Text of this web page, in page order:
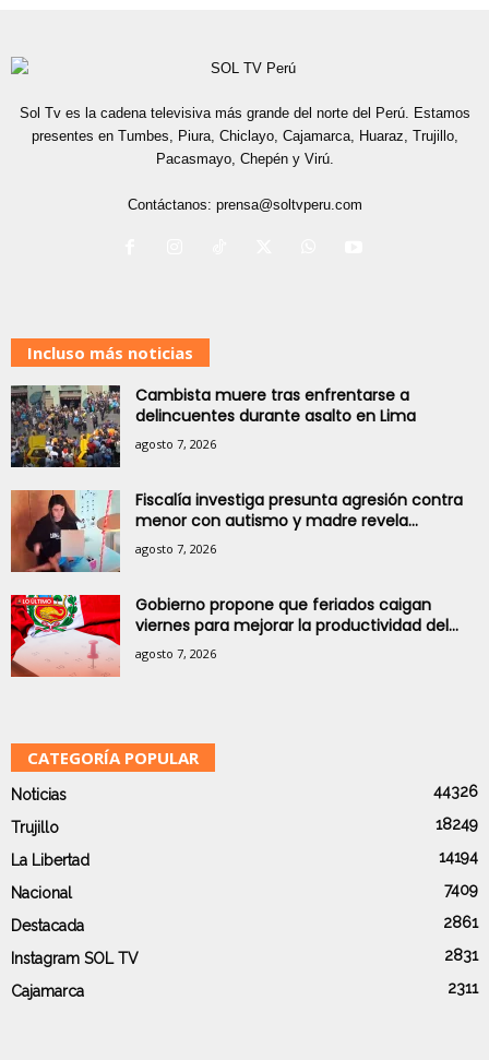
Sol Tv es la cadena televisiva más grande del norte del Perú. Estamos
presentes en Tumbes, Piura, Chiclayo, Cajamarca, Huaraz, Trujillo,
Pacasmayo, Chepén y Virú.
Contáctanos: prensa@soltvperu.com
Incluso más noticias
Cambista muere tras enfrentarse a
delincuentes durante asalto en Lima
agosto 7, 2026
Fiscalía investiga presunta agresión contra
menor con autismo y madre revela...
agosto 7, 2026
Gobierno propone que feriados caigan
viernes para mejorar la productividad del...
agosto 7, 2026
CATEGORÍA POPULAR
Noticias 44326
Trujillo 18249
La Libertad 14194
Nacional 7409
Destacada 2861
Instagram SOL TV 2831
Cajamarca 2311